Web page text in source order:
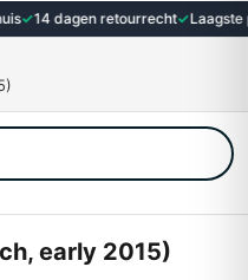
✓14 dagen retourrecht✓Laagste
early 2015)